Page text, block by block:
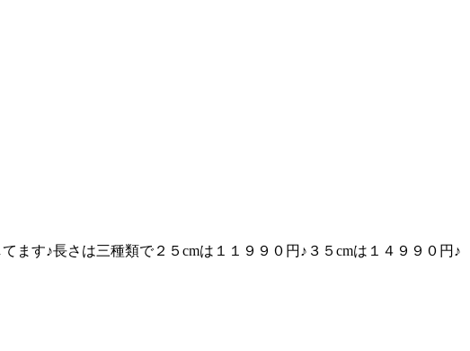
ます♪長さは三種類で２５cmは１１９９０円♪３５cmは１４９９０円♪